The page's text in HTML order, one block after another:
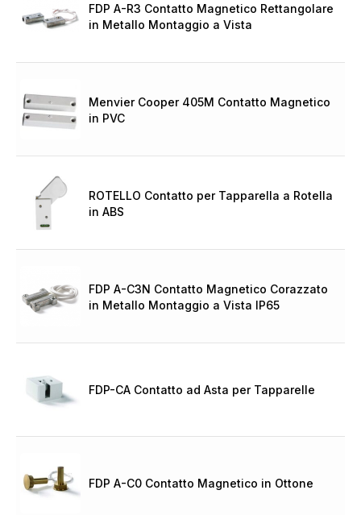
FDP A-R3 Contatto Magnetico Rettangolare
in Metallo Montaggio a Vista
Menvier Cooper 405M Contatto Magnetico
in PVC
ROTELLO Contatto per Tapparella a Rotella
in ABS
FDP A-C3N Contatto Magnetico Corazzato
in Metallo Montaggio a Vista IP65
FDP-CA Contatto ad Asta per Tapparelle
FDP A-C0 Contatto Magnetico in Ottone